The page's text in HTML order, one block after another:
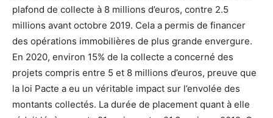
plafond de collecte à 8 millions d’euros, contre 2.5
millions avant octobre 2019. Cela a permis de financer
des opérations immobilières de plus grande envergure.
En 2020, environ 15% de la collecte a concerné des
projets compris entre 5 et 8 millions d’euros, preuve que
la loi Pacte a eu un véritable impact sur l’envolée des
montants collectés. La durée de placement quant à elle